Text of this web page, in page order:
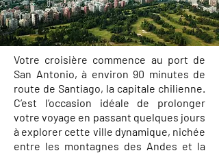
Votre croisière commence au port de
San Antonio, à environ 90 minutes de
route de Santiago, la capitale chilienne.
C’est l’occasion idéale de prolonger
votre voyage en passant quelques jours
à explorer cette ville dynamique, nichée
entre les montagnes des Andes et la